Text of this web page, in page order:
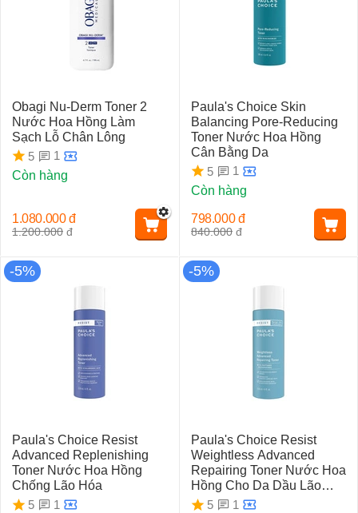
Obagi Nu-Derm Toner 2
Nước Hoa Hồng Làm
Sạch Lỗ Chân Lông
5
1
Còn hàng
1.200.000 đ
1.080.000 đ
Paula's Choice Skin
Balancing Pore-Reducing
Toner Nước Hoa Hồng
Cân Bằng Da
5
1
Còn hàng
840.000 đ
798.000 đ
-5%
Paula's Choice Resist
Advanced Replenishing
Toner Nước Hoa Hồng
Chống Lão Hóa
5
1
-5%
Paula's Choice Resist
Weightless Advanced
Repairing Toner Nước Hoa
Hồng Cho Da Dầu Lão
Hóa
5
1